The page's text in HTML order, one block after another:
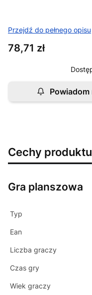
Przejdź do pełnego opisu
Cena
78,71 zł
Cechy produktu
Gra planszowa
Typ
Ean
Liczba graczy
Czas gry
Wiek graczy